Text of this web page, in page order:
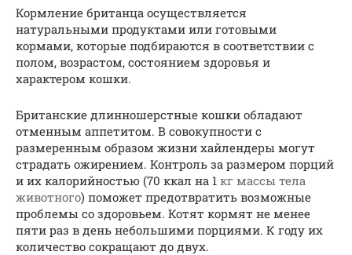
Кормление британца осуществляется
натуральными продуктами или готовыми
кормами, которые подбираются в соответствии с
полом, возрастом, состоянием здоровья и
характером кошки.
Британские длинношерстные кошки обладают
отменным аппетитом. В совокупности с
размеренным образом жизни хайлендеры могут
страдать ожирением. Контроль за размером порций
и их калорийностью (70 ккал на 1 кг массы тела
животного) поможет предотвратить возможные
проблемы со здоровьем. Котят кормят не менее
пяти раз в день небольшими порциями. К году их
количество сокращают до двух.